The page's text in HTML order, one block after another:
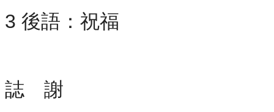
3 後語：祝福
誌 謝